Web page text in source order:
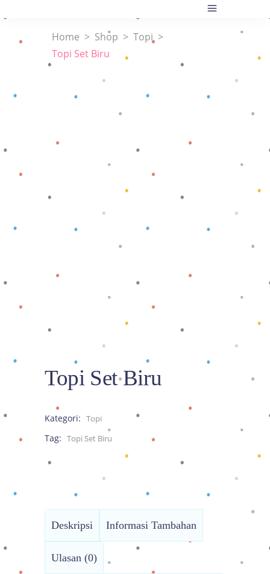
Home > Shop > Topi>
Topi Set Biru
Topi Set Biru
Kategori: Topi
Tag: Topi Set Biru
Deskripsi Informasi Tambahan
Ulasan (0)